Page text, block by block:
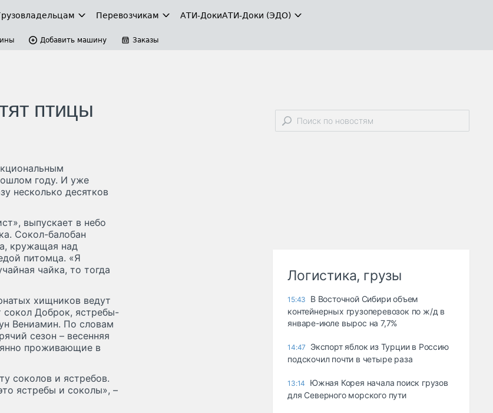
Перевозчикам АТИ-ДокиАТИ-Доки (ЭДО)
Добавить машину Заказы
птицы
году. И уже
несколько десятков
выпускает в небо
Сокол-балобан
кружащая над
питомца. «Я
чайка, то тогда
хищников ведут
сокол Доброк, ястребы-
Вениамин. По словам
сезон – весенняя
проживающие в
соколов и ястребов.
ястребы и соколы», –
Логистика, грузы
15:43
В Восточной Сибири объем
контейнерных грузоперевозок по ж/д в
январе-июле вырос на 7,7%
14:47
Экспорт яблок из Турции в Россию
подскочил почти в четыре раза
13:14
Южная Корея начала поиск грузов
для Северного морского пути